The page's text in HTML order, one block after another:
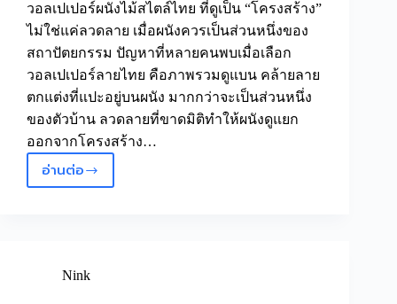
วอลเปเปอร์ผนังไม้สไตล์ไทย ที่ดูเป็น “โครงสร้าง”
ไม่ใช่แค่ลวดลาย เมื่อผนังควรเป็นส่วนหนึ่งของ
สถาปัตยกรรม ปัญหาที่หลายคนพบเมื่อเลือก
วอลเปเปอร์ลายไทย คือภาพรวมดูแบน คล้ายลาย
ตกแต่งที่แปะอยู่บนผนัง มากกว่าจะเป็นส่วนหนึ่ง
ของตัวบ้าน ลวดลายที่ขาดมิติทำให้ผนังดูแยก
ออกจากโครงสร้าง…
อ่านต่อวอลเปเปอร์
วอลเปเปอร์
Nink